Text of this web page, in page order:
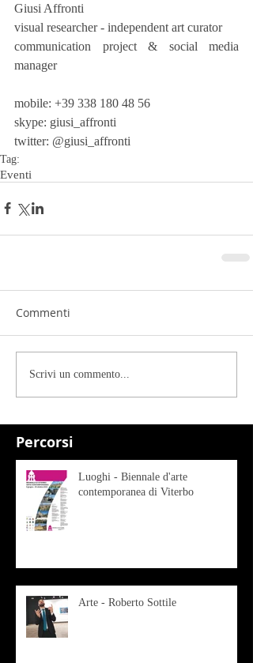
Percorsi
Giusi Affronti
visual researcher - independent art curator
communication project & social media
manager
mobile: +39 338 180 48 56
skype: giusi_affronti
twitter: @giusi_affronti
Tag:
Eventi
Commenti
Scrivi un commento...
Luoghi - Biennale d'arte
contemporanea di Viterbo
Arte - Roberto Sottile